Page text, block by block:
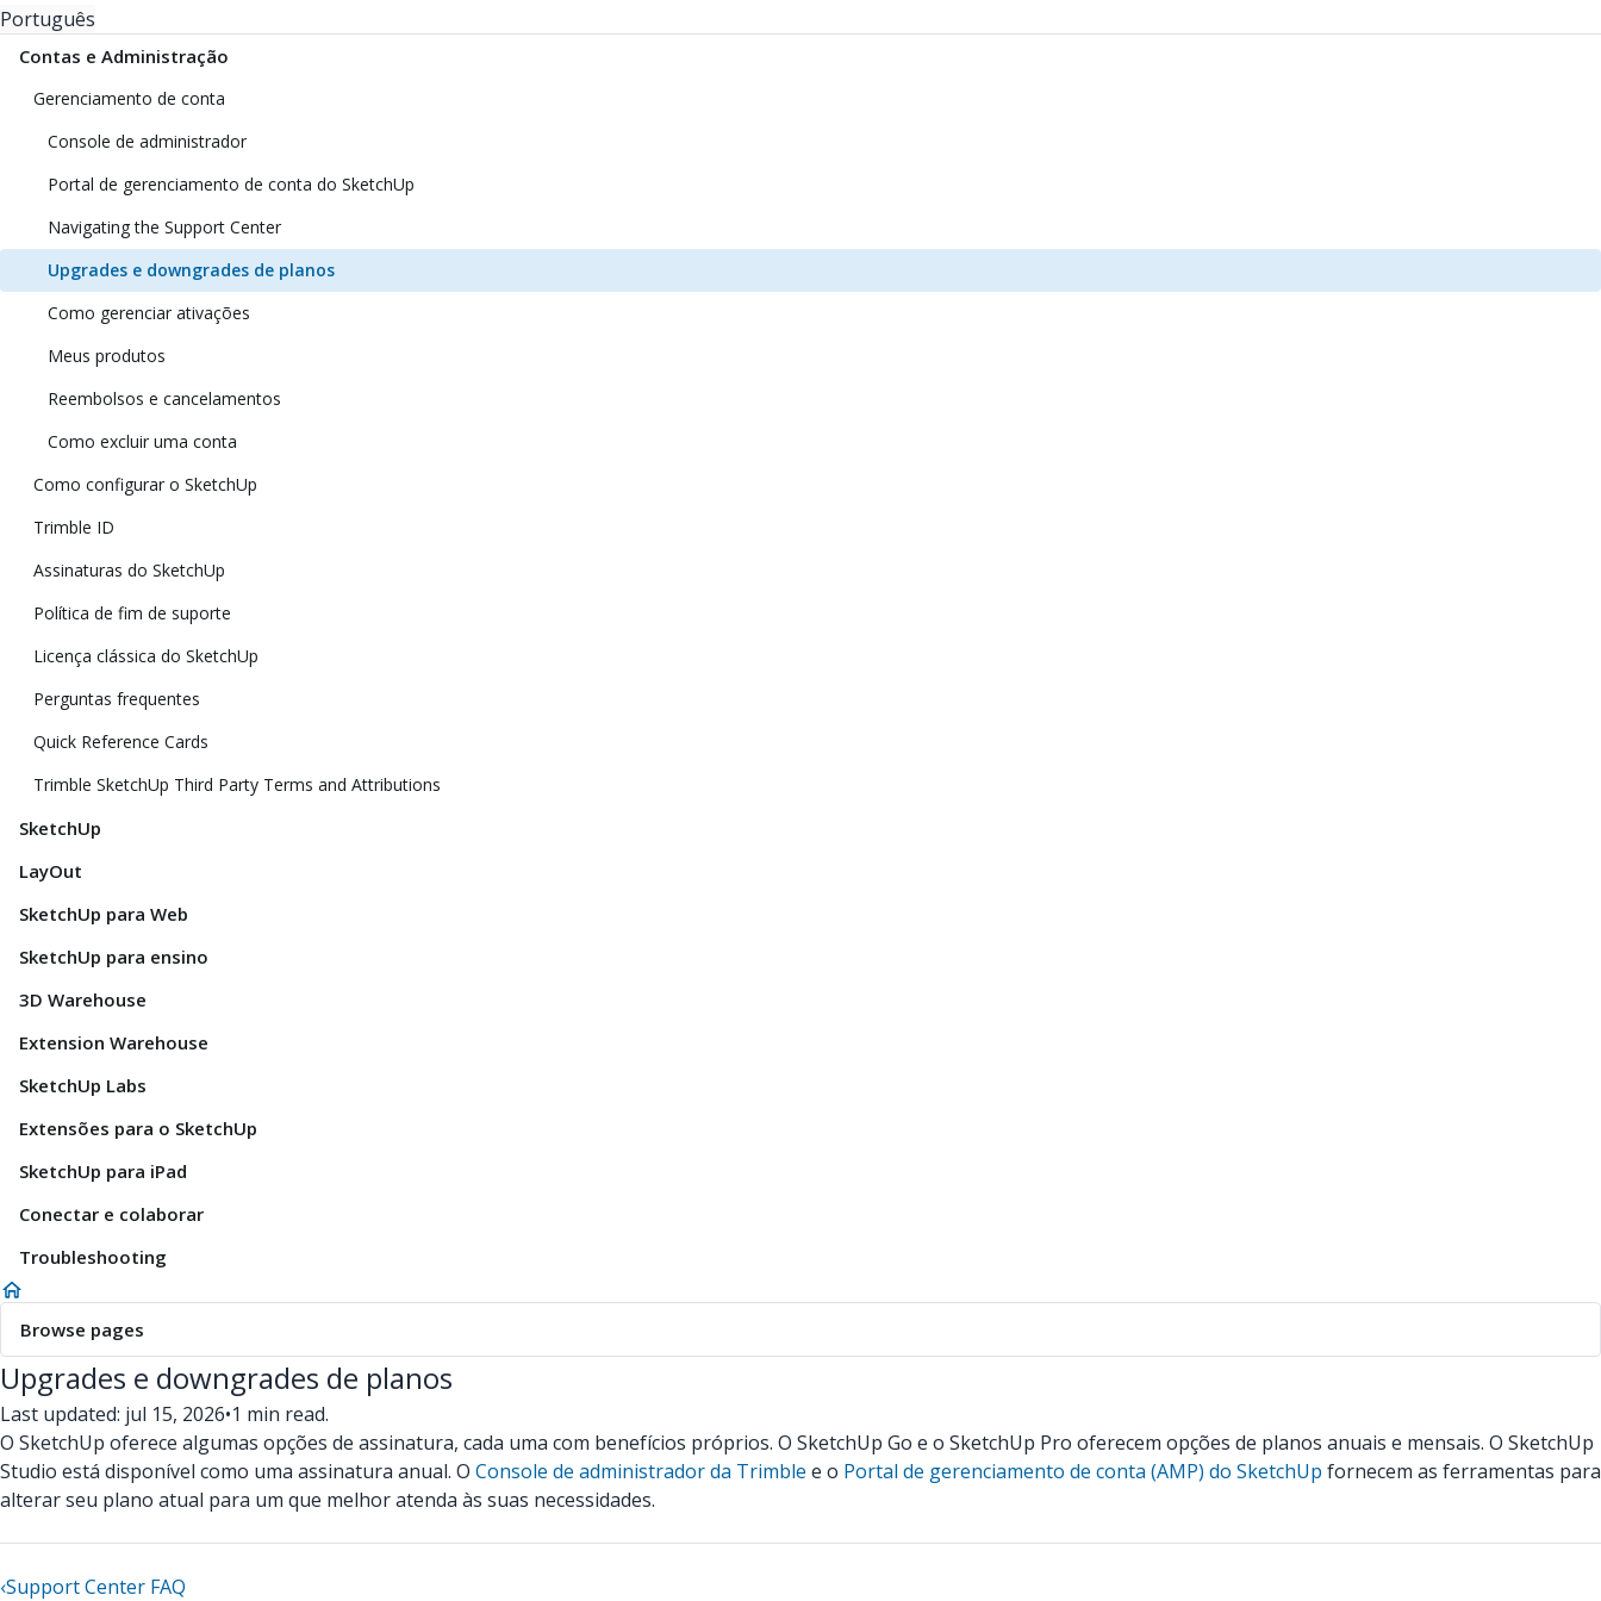
Português
Contas e Administração
Gerenciamento de conta
Console de administrador
Portal de gerenciamento de conta do SketchUp
Navigating the Support Center
Upgrades e downgrades de planos
Como gerenciar ativações
Meus produtos
Reembolsos e cancelamentos
Como excluir uma conta
Como configurar o SketchUp
Trimble ID
Assinaturas do SketchUp
Política de fim de suporte
Licença clássica do SketchUp
Perguntas frequentes
Quick Reference Cards
Trimble SketchUp Third Party Terms and Attributions
SketchUp
LayOut
SketchUp para Web
SketchUp para ensino
3D Warehouse
Extension Warehouse
SketchUp Labs
Extensões para o SketchUp
SketchUp para iPad
Conectar e colaborar
Troubleshooting
Browse pages
Upgrades e downgrades de planos
Last updated: jul 15, 2026•1 min read.
O SketchUp oferece algumas opções de assinatura, cada uma com benefícios próprios. O SketchUp Go e o SketchUp Pro oferecem opções de planos anuais e mensais. O SketchUp
Studio está disponível como uma assinatura anual. O Console de administrador da Trimble e o Portal de gerenciamento de conta (AMP) do SketchUp fornecem as ferramentas para
alterar seu plano atual para um que melhor atenda às suas necessidades.
‹Support Center FAQ